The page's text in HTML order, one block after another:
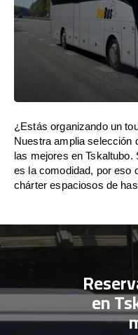
¿Estás organizando un
Nuestra amplia selección
las mejores en Tskaltubo.
es la comodidad, por eso
chárter espaciosos de
en